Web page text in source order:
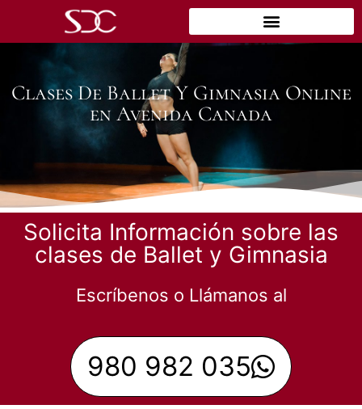
Clases De Ballet Y Gimnasia Online
en Avenida Canada
Solicita Información sobre las
clases de Ballet y Gimnasia
Escríbenos o Llámanos al
980 982 035